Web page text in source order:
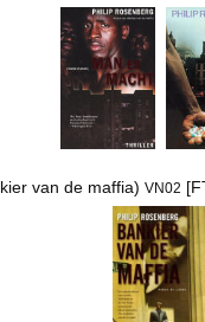
van de maffia)VN02